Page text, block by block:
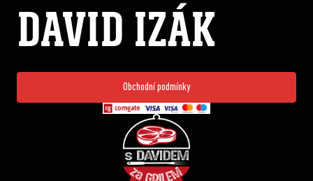
DAVID IZÁK
Obchodní podmínky